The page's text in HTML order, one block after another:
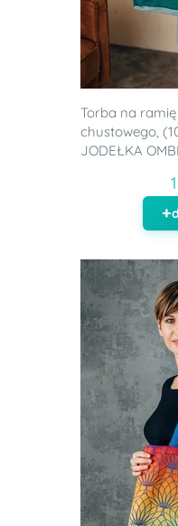
Torba na ramię
chustowego,
JODEŁKA